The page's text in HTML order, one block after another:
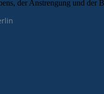
der Anstrengung und der